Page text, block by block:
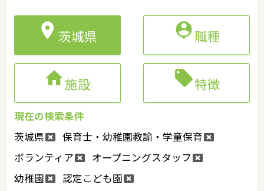
 茨城県 職種
施設 特徴
現在の検索条件
茨城県
保育士・幼稚園教諭・学童保育
ボランティア
オープニングスタッフ
幼稚園
認定こども園